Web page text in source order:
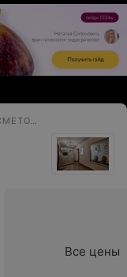
МЕДИЦИНСКИЙ ЦЕНТР ЭСТЕТИЧЕСКОЙ КОСМЕТОЛОГИИ И ГИНЕКОЛОГИИ
Все цены